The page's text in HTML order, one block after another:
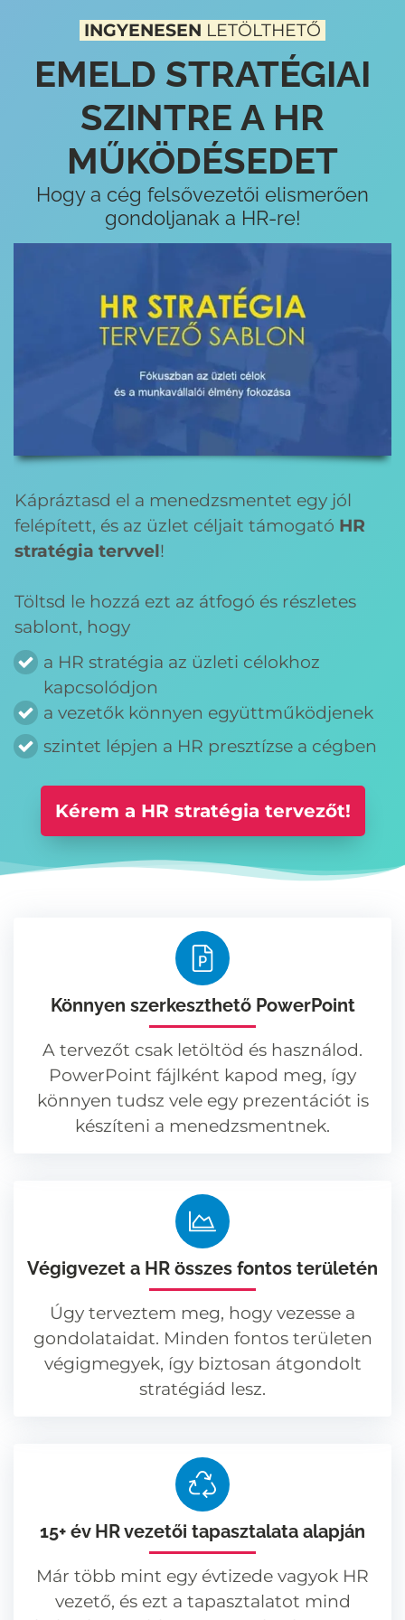
INGYENESEN LETÖLTHETŐ
EMELD STRATÉGIAI
SZINTRE A HR
MŰKÖDÉSEDET
Hogy a cég felsővezetői elismerően
gondoljanak a HR-re!
Kápráztasd el a menedzsmentet egy jól
felépített, és az üzlet céljait támogató HR
stratégia tervvel!
Töltsd le hozzá ezt az átfogó és részletes
sablont, hogy
a HR stratégia az üzleti célokhoz
kapcsolódjon
a vezetők könnyen együttműködjenek
szintet lépjen a HR presztízse a cégben
Kérem a HR stratégia tervezőt!
Könnyen szerkeszthető PowerPoint
A tervezőt csak letöltöd és használod.
PowerPoint fájlként kapod meg, így
könnyen tudsz vele egy prezentációt is
készíteni a menedzsmentnek.
Végigvezet a HR összes fontos területén
Úgy terveztem meg, hogy vezesse a
gondolataidat. Minden fontos területen
végigmegyek, így biztosan átgondolt
stratégiád lesz.
15+ év HR vezetői tapasztalata alapján
Már több mint egy évtizede vagyok HR
vezető, és ezt a tapasztalatot mind